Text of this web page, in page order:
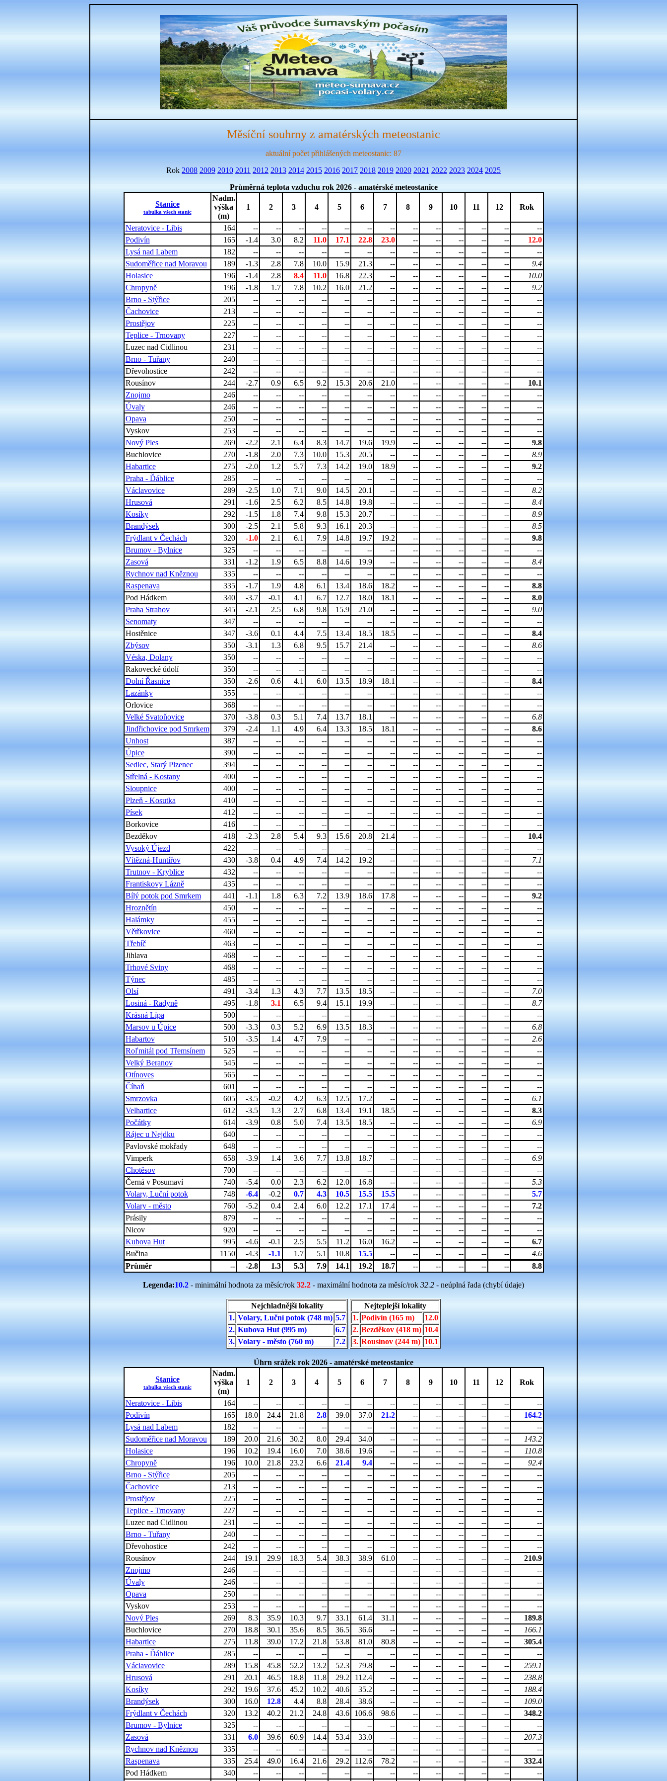
Měsíční souhrny z amatérských meteostanic
aktuální počet přihlášených meteostanic: 87
Rok 2008 2009 2010 2011 2012 2013 2014 2015 2016 2017 2018 2019 2020 2021 2022 2023 2024 2025
Průměrná teplota vzduchu rok 2026 - amatérské meteostanice
Stanice
tabulka všech stanic
Nadm.
výška
(m)
1 2 3 4 5 6 7 8 9 10 11 12 Rok
Neratovice - Libis 164 -- -- -- -- -- -- -- -- -- -- -- --
--
Podivín
165 -1.4 3.0 8.2 11.0 17.1 22.8 23.0 -- -- -- -- --
12.0
Lysá nad Labem
182 -- -- -- -- -- -- -- -- -- -- -- --
--
Sudoměřice nad Moravou
189 -1.3 2.8 7.8 10.0 15.9 21.3 -- -- -- -- -- --
9.4
Holasice
196 -1.4 2.8 8.4 11.0 16.8 22.3 -- -- -- -- -- --
10.0
Chropyně
196 -1.8 1.7 7.8 10.2 16.0 21.2 -- -- -- -- -- --
9.2
Brno - Stýřice
205 -- -- -- -- -- -- -- -- -- -- -- --
--
Čachovice
213 -- -- -- -- -- -- -- -- -- -- -- --
--
Prostějov
225 -- -- -- -- -- -- -- -- -- -- -- --
--
Teplice - Trnovany
227 -- -- -- -- -- -- -- -- -- -- -- --
--
Luzec nad Cidlinou
231 -- -- -- -- -- -- -- -- -- -- -- --
--
Brno - Tuřany
240 -- -- -- -- -- -- -- -- -- -- -- --
--
Dřevohostice
242 -- -- -- -- -- -- -- -- -- -- -- --
--
Rousínov
244 -2.7 0.9 6.5 9.2 15.3 20.6 21.0 -- -- -- -- --
10.1
Znojmo
246 -- -- -- -- -- -- -- -- -- -- -- --
--
Úvaly
246 -- -- -- -- -- -- -- -- -- -- -- --
--
Opava
250 -- -- -- -- -- -- -- -- -- -- -- --
--
Vyskov
253 -- -- -- -- -- -- -- -- -- -- -- --
--
Nový Ples
269 -2.2 2.1 6.4 8.3 14.7 19.6 19.9 -- -- -- -- --
9.8
Buchlovice
270 -1.8 2.0 7.3 10.0 15.3 20.5 -- -- -- -- -- --
8.9
Habartice
275 -2.0 1.2 5.7 7.3 14.2 19.0 18.9 -- -- -- -- --
9.2
Praha - Ďáblice
285 -- -- -- -- -- -- -- -- -- -- -- --
--
Václavovice
289 -2.5 1.0 7.1 9.0 14.5 20.1 -- -- -- -- -- --
8.2
Hrusová
291 -1.6 2.5 6.2 8.5 14.8 19.8 -- -- -- -- -- --
8.4
Kosíky
292 -1.5 1.8 7.4 9.8 15.3 20.7 -- -- -- -- -- --
8.9
Brandýsek
300 -2.5 2.1 5.8 9.3 16.1 20.3 -- -- -- -- -- --
8.5
Frýdlant v Čechách
320 -1.0 2.1 6.1 7.9 14.8 19.7 19.2 -- -- -- -- --
9.8
Brumov - Bylnice
325 -- -- -- -- -- -- -- -- -- -- -- --
--
Zasová
331 -1.2 1.9 6.5 8.8 14.6 19.9 -- -- -- -- -- --
8.4
Rychnov nad Kněznou
335 -- -- -- -- -- -- -- -- -- -- -- --
--
Raspenava
335 -1.7 1.9 4.8 6.1 13.4 18.6 18.2 -- -- -- -- --
8.8
Pod Hádkem
340 -3.7 -0.1 4.1 6.7 12.7 18.0 18.1 -- -- -- -- --
8.0
Praha Strahov
345 -2.1 2.5 6.8 9.8 15.9 21.0 -- -- -- -- -- --
9.0
Senomaty
347 -- -- -- -- -- -- -- -- -- -- -- --
--
Hostěnice
347 -3.6 0.1 4.4 7.5 13.4 18.5 18.5 -- -- -- -- --
8.4
Zbýsov
350 -3.1 1.3 6.8 9.5 15.7 21.4 -- -- -- -- -- --
8.6
Véska, Dolany
350 -- -- -- -- -- -- -- -- -- -- -- --
--
Rakovecké údolí
350 -- -- -- -- -- -- -- -- -- -- -- --
--
Dolní Řasnice
350 -2.6 0.6 4.1 6.0 13.5 18.9 18.1 -- -- -- -- --
8.4
Lazánky
355 -- -- -- -- -- -- -- -- -- -- -- --
--
Orlovice
368 -- -- -- -- -- -- -- -- -- -- -- --
--
Velké Svatoňovice
370 -3.8 0.3 5.1 7.4 13.7 18.1 -- -- -- -- -- --
6.8
Jindřichovice pod Smrkem
379 -2.4 1.1 4.9 6.4 13.3 18.5 18.1 -- -- -- -- --
8.6
Unhost
387 -- -- -- -- -- -- -- -- -- -- -- --
--
Úpice
390 -- -- -- -- -- -- -- -- -- -- -- --
--
Sedlec, Starý Plzenec
394 -- -- -- -- -- -- -- -- -- -- -- --
--
Střelná - Kostany
400 -- -- -- -- -- -- -- -- -- -- -- --
--
Sloupnice
400 -- -- -- -- -- -- -- -- -- -- -- --
--
Plzeň - Kosutka
410 -- -- -- -- -- -- -- -- -- -- -- --
--
Písek
412 -- -- -- -- -- -- -- -- -- -- -- --
--
Borkovice
416 -- -- -- -- -- -- -- -- -- -- -- --
--
Bezděkov
418 -2.3 2.8 5.4 9.3 15.6 20.8 21.4 -- -- -- -- --
10.4
Vysoký Újezd
422 -- -- -- -- -- -- -- -- -- -- -- --
--
Vítězná-Huntířov
430 -3.8 0.4 4.9 7.4 14.2 19.2 -- -- -- -- -- --
7.1
Trutnov - Kryblice
432 -- -- -- -- -- -- -- -- -- -- -- --
--
Frantiskovy Lázně
435 -- -- -- -- -- -- -- -- -- -- -- --
--
Bílý potok pod Smrkem
441 -1.1 1.8 6.3 7.2 13.9 18.6 17.8 -- -- -- -- --
9.2
Hroznětín
450 -- -- -- -- -- -- -- -- -- -- -- --
--
Halámky
455 -- -- -- -- -- -- -- -- -- -- -- --
--
Větřkovice
460 -- -- -- -- -- -- -- -- -- -- -- --
--
Třebíč
463 -- -- -- -- -- -- -- -- -- -- -- --
--
Jihlava
468 -- -- -- -- -- -- -- -- -- -- -- --
--
Trhové Sviny
468 -- -- -- -- -- -- -- -- -- -- -- --
--
Týnec
485 -- -- -- -- -- -- -- -- -- -- -- --
--
Olsí
491 -3.4 1.3 4.3 7.7 13.5 18.5 -- -- -- -- -- --
7.0
Losiná - Radyně
495 -1.8 3.1 6.5 9.4 15.1 19.9 -- -- -- -- -- --
8.7
Krásná Lípa
500 -- -- -- -- -- -- -- -- -- -- -- --
--
Marsov u Úpice
500 -3.3 0.3 5.2 6.9 13.5 18.3 -- -- -- -- -- --
6.8
Habartov
510 -3.5 1.4 4.7 7.9 -- -- -- -- -- -- -- --
2.6
Roľmitál pod Třemsínem
525 -- -- -- -- -- -- -- -- -- -- -- --
--
Velký Beranov
545 -- -- -- -- -- -- -- -- -- -- -- --
--
Otínoves
565 -- -- -- -- -- -- -- -- -- -- -- --
--
Číhaň
601 -- -- -- -- -- -- -- -- -- -- -- --
--
Smrzovka
605 -3.5 -0.2 4.2 6.3 12.5 17.2 -- -- -- -- -- --
6.1
Velhartice
612 -3.5 1.3 2.7 6.8 13.4 19.1 18.5 -- -- -- -- --
8.3
Počátky
614 -3.9 0.8 5.0 7.4 13.5 18.5 -- -- -- -- -- --
6.9
Rájec u Nejdku
640 -- -- -- -- -- -- -- -- -- -- -- --
--
Pavlovské mokřady
648 -- -- -- -- -- -- -- -- -- -- -- --
--
Vimperk
658 -3.9 1.4 3.6 7.7 13.8 18.7 -- -- -- -- -- --
6.9
Chotěsov
700 -- -- -- -- -- -- -- -- -- -- -- --
--
Černá v Posumaví
740 -5.4 0.0 2.3 6.2 12.0 16.8 -- -- -- -- -- --
5.3
Volary, Luční potok
748 -6.4 -0.2 0.7 4.3 10.5 15.5 15.5 -- -- -- -- --
5.7
Volary - město
760 -5.2 0.4 2.4 6.0 12.2 17.1 17.4 -- -- -- -- --
7.2
Prásily
879 -- -- -- -- -- -- -- -- -- -- -- --
--
Nicov
920 -- -- -- -- -- -- -- -- -- -- -- --
--
Kubova Hut
995 -4.6 -0.1 2.5 5.5 11.2 16.0 16.2 -- -- -- -- --
6.7
Bučina
1150 -4.3 -1.1 1.7 5.1 10.8 15.5 -- -- -- -- -- --
4.6
Průměr
-- -2.8 1.3 5.3 7.9 14.1 19.2 18.7 -- -- -- -- -- 8.8
Legenda:10.2 - minimální hodnota za měsíc/rok 32.2 - maximální hodnota za měsíc/rok 32.2 - neúplná řada (chybí údaje)
Nejchladnější lokality
1. Volary, Luční potok (748 m) 5.7
2. Kubova Hut (995 m)
6.7
3. Volary - město (760 m) 7.2
Nejteplejší lokality
1. Podivín (165 m)
12.0
2. Bezděkov (418 m) 10.4
3. Rousínov (244 m) 10.1
Úhrn srážek rok 2026 - amatérské meteostanice
Stanice
tabulka všech stanic
Nadm.
výška
(m)
1 2 3 4 5 6 7 8 9 10 11 12 Rok
Neratovice - Libis 164 -- -- -- -- -- -- -- -- -- -- -- --
--
Podivín
165 18.0 24.4 21.8 2.8 39.0 37.0 21.2 -- -- -- -- --
164.2
Lysá nad Labem
182 -- -- -- -- -- -- -- -- -- -- -- --
--
Sudoměřice nad Moravou
189 20.0 21.6 30.2 8.0 29.4 34.0 -- -- -- -- -- --
143.2
Holasice
196 10.2 19.4 16.0 7.0 38.6 19.6 -- -- -- -- -- --
110.8
Chropyně
196 10.0 21.8 23.2 6.6 21.4 9.4 -- -- -- -- -- --
92.4
Brno - Stýřice
205 -- -- -- -- -- -- -- -- -- -- -- --
--
Čachovice
213 -- -- -- -- -- -- -- -- -- -- -- --
--
Prostějov
225 -- -- -- -- -- -- -- -- -- -- -- --
--
Teplice - Trnovany
227 -- -- -- -- -- -- -- -- -- -- -- --
--
Luzec nad Cidlinou
231 -- -- -- -- -- -- -- -- -- -- -- --
--
Brno - Tuřany
240 -- -- -- -- -- -- -- -- -- -- -- --
--
Dřevohostice
242 -- -- -- -- -- -- -- -- -- -- -- --
--
Rousínov
244 19.1 29.9 18.3 5.4 38.3 38.9 61.0 -- -- -- -- --
210.9
Znojmo
246 -- -- -- -- -- -- -- -- -- -- -- --
--
Úvaly
246 -- -- -- -- -- -- -- -- -- -- -- --
--
Opava
250 -- -- -- -- -- -- -- -- -- -- -- --
--
Vyskov
253 -- -- -- -- -- -- -- -- -- -- -- --
--
Nový Ples
269 8.3 35.9 10.3 9.7 33.1 61.4 31.1 -- -- -- -- --
189.8
Buchlovice
270 18.8 30.1 35.6 8.5 36.5 36.6 -- -- -- -- -- --
166.1
Habartice
275 11.8 39.0 17.2 21.8 53.8 81.0 80.8 -- -- -- -- --
305.4
Praha - Ďáblice
285 -- -- -- -- -- -- -- -- -- -- -- --
--
Václavovice
289 15.8 45.8 52.2 13.2 52.3 79.8 -- -- -- -- -- --
259.1
Hrusová
291 20.1 46.5 18.8 11.8 29.2 112.4 -- -- -- -- -- --
238.8
Kosíky
292 19.6 37.6 45.2 10.2 40.6 35.2 -- -- -- -- -- --
188.4
Brandýsek
300 16.0 12.8 4.4 8.8 28.4 38.6 -- -- -- -- -- --
109.0
Frýdlant v Čechách
320 13.2 40.2 21.2 24.8 43.6 106.6 98.6 -- -- -- -- --
348.2
Brumov - Bylnice
325 -- -- -- -- -- -- -- -- -- -- -- --
--
Zasová
331 6.0 39.6 60.9 14.4 53.4 33.0 -- -- -- -- -- --
207.3
Rychnov nad Kněznou
335 -- -- -- -- -- -- -- -- -- -- -- --
--
Raspenava
335 25.4 49.0 16.4 21.6 29.2 112.6 78.2 -- -- -- -- --
332.4
Pod Hádkem
340 -- -- -- -- -- -- -- -- -- -- -- --
--